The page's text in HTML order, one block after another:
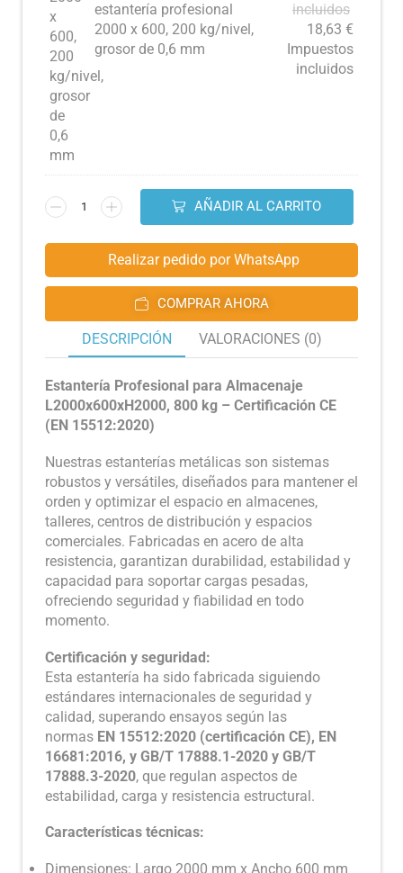
estantería profesional
2000 x 600, 200 kg/nivel,
grosor de 0,6 mm
incluidos
18,63 €
Impuestos
incluidos
AÑADIR AL CARRITO
Realizar pedido por WhatsApp
COMPRAR AHORA
DESCRIPCIÓN VALORACIONES (0)
Estantería Profesional para Almacenaje
L2000x600xH2000, 800 kg – Certificación CE
(EN 15512:2020)
Nuestras estanterías metálicas son sistemas
robustos y versátiles, diseñados para mantener el
orden y optimizar el espacio en almacenes,
talleres, centros de distribución y espacios
comerciales. Fabricadas en acero de alta
resistencia, garantizan durabilidad, estabilidad y
capacidad para soportar cargas pesadas,
ofreciendo seguridad y fiabilidad en todo
momento.
Certificación y seguridad:
Esta estantería ha sido fabricada siguiendo
estándares internacionales de seguridad y
calidad, superando ensayos según las
normas EN 15512:2020 (certificación CE), EN
16681:2016, y GB/T 17888.1-2020 y GB/T
17888.3-2020, que regulan aspectos de
estabilidad, carga y resistencia estructural.
Características técnicas:
Dimensiones: Largo 2000 mm x Ancho 600 mm